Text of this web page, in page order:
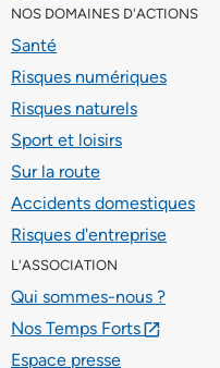
NOS DOMAINES D'ACTIONS
Santé
Risques numériques
Risques naturels
Sport et loisirs
Sur la route
Accidents domestiques
Risques d'entreprise
L'ASSOCIATION
Qui sommes-nous ?
Nos Temps Forts lien externe
Espace presse